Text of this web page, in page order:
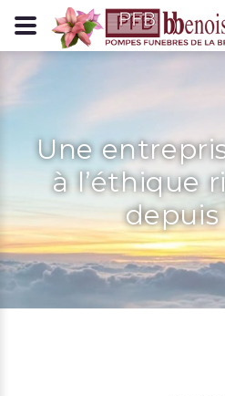
Panneau de gestion des cookies
Une
à l’éthique
depuis